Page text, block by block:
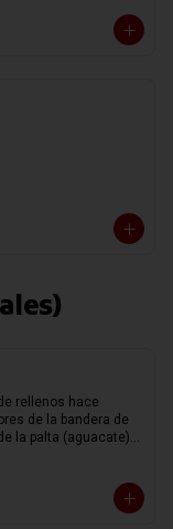
rellenos hace
de la bandera de
la palta (aguacate)
sazonado en su
separado en hebras